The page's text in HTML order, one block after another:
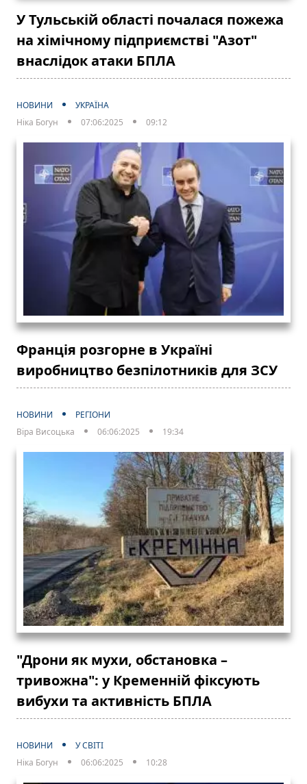
У Тульській області почалася пожежа
на хімічному підприємстві "Азот"
внаслідок атаки БПЛА
НОВИНИ
УКРАЇНА
Ніка Богун
07:06:2025 09:12
Франція розгорне в Україні
виробництво безпілотників для ЗСУ
НОВИНИ
РЕГІОНИ
Віра Висоцька
06:06:2025 19:34
"Дрони як мухи, обстановка –
тривожна": у Кременній фіксують
вибухи та активність БПЛА
НОВИНИ
У СВІТІ
Ніка Богун
06:06:2025 10:28